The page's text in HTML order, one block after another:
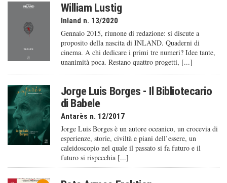
William Lustig
Inland n. 13/2020
Gennaio 2015, riunone di redazione: si discute a
proposito della nascita di INLAND. Quaderni di
cinema. A chi dedicare i primi tre numeri? Idee tante,
unanimità poca. Restano quattro progetti, [...]
Jorge Luis Borges - Il Bibliotecario
di Babele
Antarès n. 12/2017
Jorge Luis Borges è un autore oceanico, un crocevia di
esperienze, storie, civiltà e piani dell’essere, un
caleido­scopio nel quale il passato si fa futuro e il
futuro si rispecchia [...]